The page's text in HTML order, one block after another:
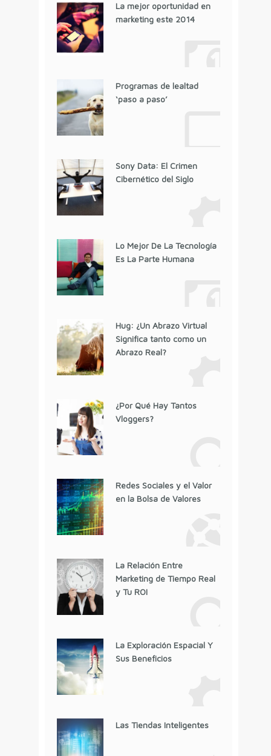
La mejor oportunidad en
marketing este 2014
Programas de lealtad
‘paso a paso’
Sony Data: El Crimen
Cibernético del Siglo
Lo Mejor De La Tecnología
Es La Parte Humana
Hug: ¿Un Abrazo Virtual
Significa tanto como un
Abrazo Real?
¿Por Qué Hay Tantos
Vloggers?
Redes Sociales y el Valor
en la Bolsa de Valores
La Relación Entre
Marketing de Tiempo Real
y Tu ROI
La Exploración Espacial Y
Sus Beneficios
Las Tiendas Inteligentes